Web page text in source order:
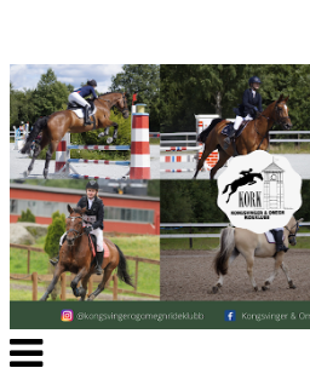
Veksle
navigasjon